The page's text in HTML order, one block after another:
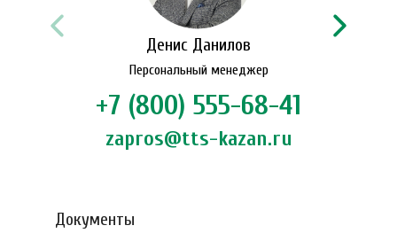
Денис Данилов
Персональный менеджер
+7 (800) 555-68-41
zapros@tts-kazan.ru
Документы